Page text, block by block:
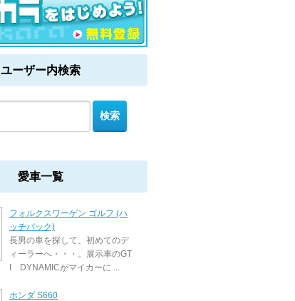
ユーザー内検索
愛車一覧
フォルクスワーゲン ゴルフ (ハ
ッチバック)
長男の車を探して、初めてのデ
ィーラーへ・・・。展示車のGT
I DYNAMICがマイカーに ...
ホンダ S660